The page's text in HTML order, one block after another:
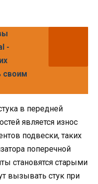
-
своим
в передней
является износ
подвески, таких
поперечной
становятся старыми
вызывать стук при